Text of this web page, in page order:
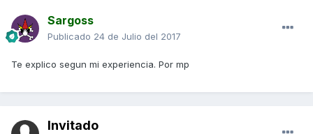
Sargoss
Publicado 24 de Julio del 2017
Te explico segun mi experiencia. Por mp
Invitado